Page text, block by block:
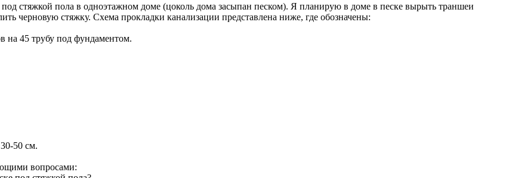
стяжкой пола в одноэтажном доме (цоколь дома засыпан песком). Я планирую в доме в песке вырыть траншеи
черновую стяжку. Схема прокладки канализации представлена ниже, где обозначены:
на 45 трубу под фундаментом.
50 см.
вопросами: